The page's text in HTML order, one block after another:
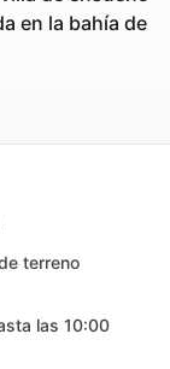
en la bahía de
terreno
las 10:00